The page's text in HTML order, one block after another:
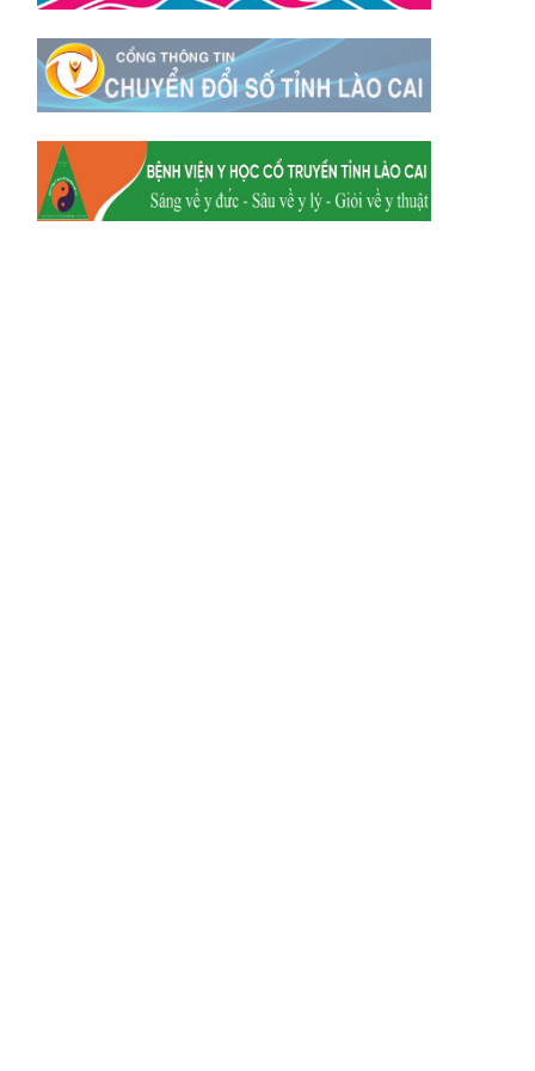
Xã Tằng Loỏng
Xã Gia Phú
Xã Mường
Hum
Xã Dền Sáng
Xã Trịnh Tường
Xã Nậm Chày
Xã Bản Xèo
Xã Bát Xát